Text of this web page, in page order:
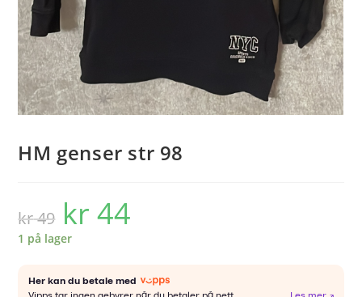
HM genser str 98
kr49
Opprinnelig
pris
var:
kr 49.
kr 44
1 på lager